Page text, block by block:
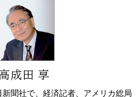
成田 享
聞社で、経済記者、アメリカ総局